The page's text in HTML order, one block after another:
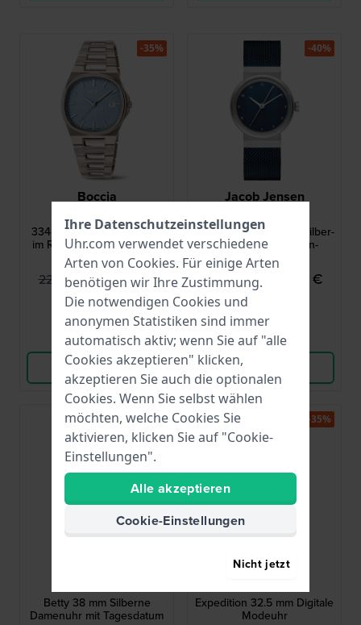
Boccia
3348-01
3348-01 31 mm Damenuhr
im Retro-Design aus Titan
229,00 € 149,95 €
● Auf Lager
Vergleichen
Produkt ansehen
-35%
Jacob Jensen
794 New Line 29 mm Silber-
blaue Design-Damen-
Quarzuhr
239,00 € 139,95 €
● Auf Lager
Vergleichen
Produkt ansehen
-40%
Betty 38 mm Silberne
Damenuhr mit Tagesdatum
-50%
Tommy Hilfiger
Expedition 32.5 mm Digitale
Modeuhr
-35%
Ihre Datenschutzeinstellungen
Uhr.com verwendet verschiedene
Arten von Cookies. Für einige Arten
benötigen wir Ihre Zustimmung.
Die notwendigen Cookies und
anonymen Statistiken sind immer
automatisch aktiv; wenn Sie auf "alle
Cookies akzeptieren" klicken,
akzeptieren Sie auch die optionalen
Cookies. Wenn Sie selbst wählen
möchten, welche Cookies Sie
aktivieren, klicken Sie auf "Cookie-
Einstellungen".
Alle akzeptieren
Cookie-Einstellungen
Nicht jetzt